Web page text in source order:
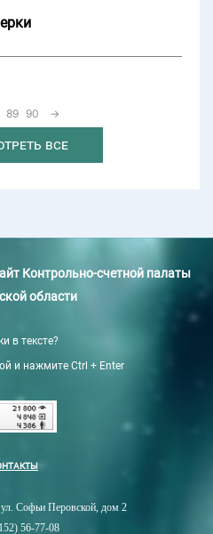
89 90 →
все
Контрольно-счетной палаты
области
в тексте?
и нажмите Ctrl + Enter
Софьи Перовской, дом 2
56-77-08